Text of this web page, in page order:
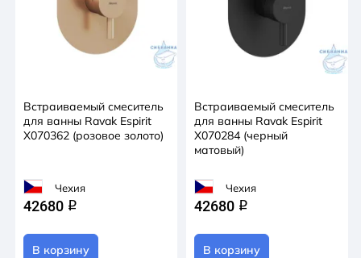
Встраиваемый смеситель
для ванны Ravak Espirit
X070362 (розовое золото)
Чехия
42680 q
В корзину
Встраиваемый смеситель
для ванны Ravak Espirit
X070284 (черный
матовый)
Чехия
42680 q
В корзину